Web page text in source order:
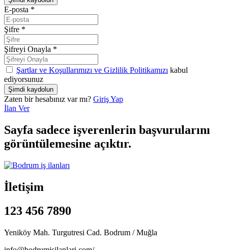
E-posta *
Şifre *
Şifreyi Onayla *
Şartlar ve Koşullarımızı ve Gizlilik Politikamızı kabul
ediyorsunuz
Zaten bir hesabınız var mı? Giriş Yap
İlan Ver
Sayfa sadece işverenlerin başvurularını
görüntülemesine açıktır.
İletişim
123 456 7890
Yeniköy Mah. Turgutresi Cad. Bodrum / Muğla